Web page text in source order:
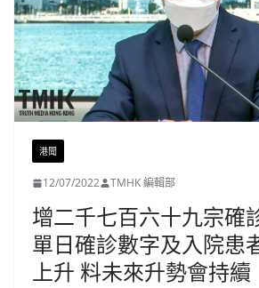
港聞
12/07/2022 TMHK 編輯部
增二千七百六十九宗確
單日確診數字及入院患
上升 料未來升勢會持續